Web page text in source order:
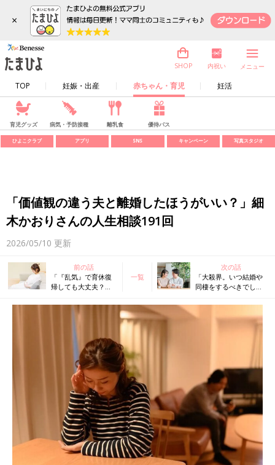
×
TOP 妊娠・出産 赤ちゃん・育児 妊活
SHOP 内祝い メニュー
育児グッズ 病気・予防接種 離乳食 優待パス
ひよこクラブ アプリ SNS キャンペーン 写真スタジオ
「価値観の違う夫と離婚したほうがいい？」細
木かおりさんの人生相談191回
2026/05/10 更新
前の話
「『乱気』で育休復
帰しても大丈夫？」
生相談190回
一覧
次の話
「大殺界。いつ結婚や
同棲をするべきでしょ
んの人生相談192回